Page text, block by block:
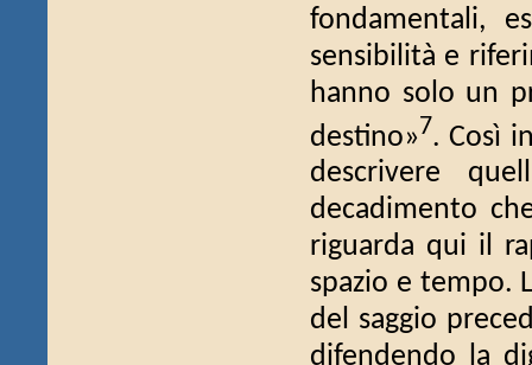
fondamentali,
sensibilità e
hanno solo un
destino»7. Così
descrivere
decadimento
riguarda qui il
spazio e tempo.
del saggio
difendendo la